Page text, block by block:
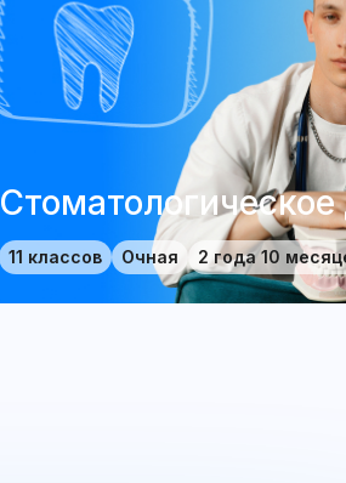
Стоматологическое
11 классов Очная 2 года 10